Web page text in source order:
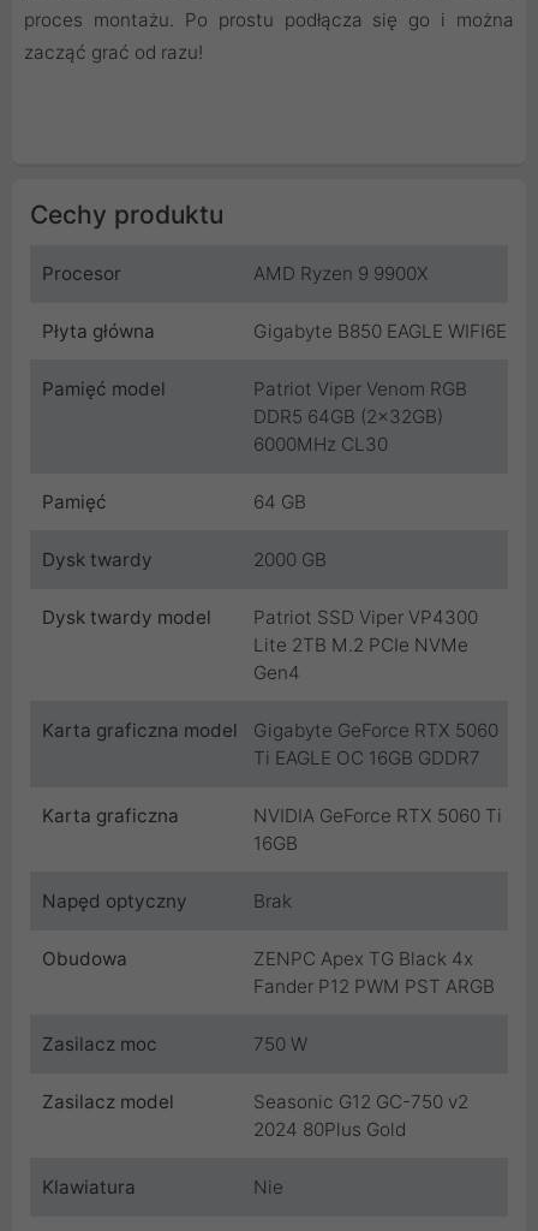
proces montażu. Po prostu podłącza się go i można
zacząć grać od razu!
Cechy produktu
Procesor AMD Ryzen 9 9900X
Płyta główna Gigabyte B850 EAGLE WIFI6E
Pamięć model
Patriot Viper Venom RGB
DDR5 64GB (2x32GB)
6000MHz CL30
Pamięć 64 GB
Dysk twardy 2000 GB
Dysk twardy model
Patriot SSD Viper VP4300
Lite 2TB M.2 PCIe NVMe
Gen4
Karta graficzna model
Gigabyte GeForce RTX 5060
Ti EAGLE OC 16GB GDDR7
Karta graficzna
NVIDIA GeForce RTX 5060 Ti
16GB
Napęd optyczny Brak
Obudowa
ZENPC Apex TG Black 4x
Fander P12 PWM PST ARGB
Zasilacz moc 750 W
Zasilacz model
Seasonic G12 GC-750 v2
2024 80Plus Gold
Klawiatura Nie